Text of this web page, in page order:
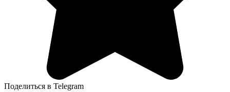
Поделиться в Telegram